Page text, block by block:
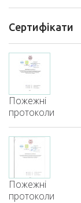
Сертифікати
Пожежні
протоколи
Пожежні
протоколи